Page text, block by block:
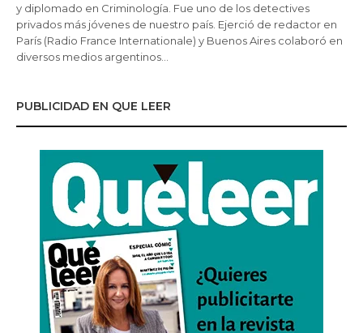
y diplomado en Criminología. Fue uno de los detectives
privados más jóvenes de nuestro país. Ejerció de redactor en
París (Radio France Internationale) y Buenos Aires colaboró en
diversos medios argentinos…
PUBLICIDAD EN QUE LEER